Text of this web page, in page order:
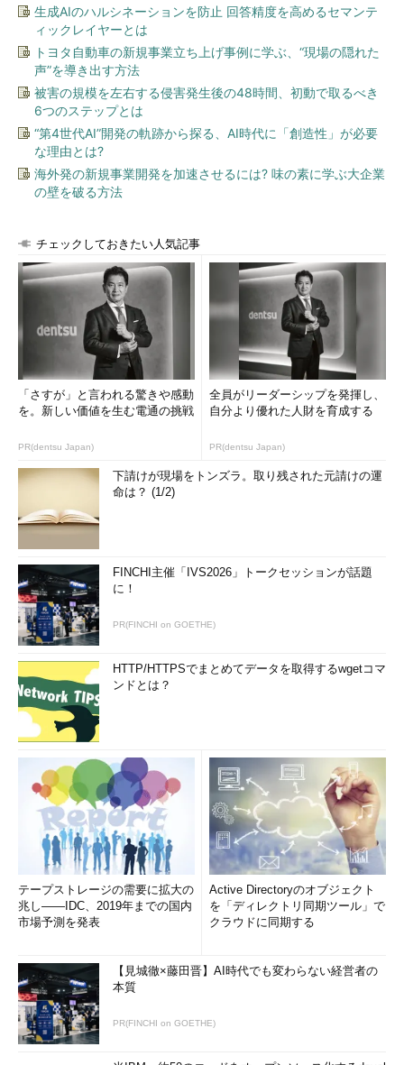
生成AIのハルシネーションを防止 回答精度を高めるセマンテ
ィックレイヤーとは
トヨタ自動車の新規事業立ち上げ事例に学ぶ、“現場の隠れた
声”を導き出す方法
被害の規模を左右する侵害発生後の48時間、初動で取るべき
6つのステップとは
“第4世代AI”開発の軌跡から探る、AI時代に「創造性」が必要
な理由とは?
海外発の新規事業開発を加速させるには? 味の素に学ぶ大企業
の壁を破る方法
チェックしておきたい人気記事
「さすが」と言われる驚きや感動
を。新しい価値を生む電通の挑戦
PR(dentsu Japan)
全員がリーダーシップを発揮し、
自分より優れた人財を育成する
PR(dentsu Japan)
下請けが現場をトンズラ。取り残された元請けの運
命は？ (1/2)
FINCHI主催「IVS2026」トークセッションが話題
に！
PR(FINCHI on GOETHE)
HTTP/HTTPSでまとめてデータを取得するwgetコマ
ンドとは？
テープストレージの需要に拡大の
兆し――IDC、2019年までの国内
市場予測を発表
Active Directoryのオブジェクト
を「ディレクトリ同期ツール」で
クラウドに同期する
【見城徹×藤田晋】AI時代でも変わらない経営者の
本質
PR(FINCHI on GOETHE)